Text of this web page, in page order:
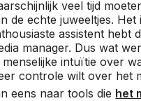
veel tijd
de echte juweeltjes.
assistent hebt
manager. Dus wat
intuïtie over
controle wilt over het
eens naar tools die het